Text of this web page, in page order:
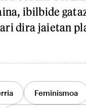
ibilbide
dira jaietan
Feminismoa